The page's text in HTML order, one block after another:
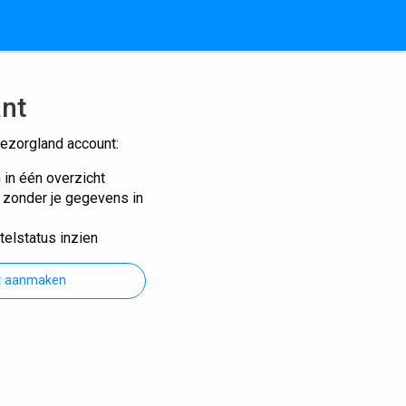
account:
één overzicht
je gegevens in
inzien